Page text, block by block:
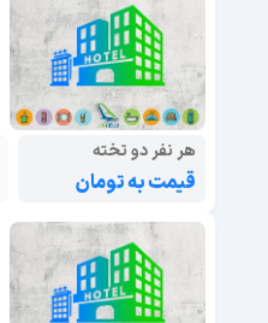
هر نفر دو تخته
قیمت به تومان